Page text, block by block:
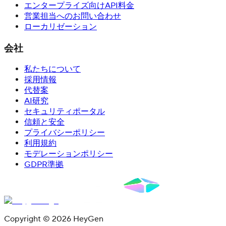
エンタープライズ向けAPI料金
営業担当へのお問い合わせ
ローカリゼーション
会社
私たちについて
採用情報
代替案
AI研究
セキュリティポータル
信頼と安全
プライバシーポリシー
利用規約
モデレーションポリシー
GDPR準拠
Copyright © 2026 HeyGen